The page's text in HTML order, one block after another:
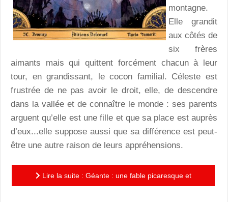
montagne.
Elle grandit
aux côtés de
six frères
aimants mais qui quittent forcément chacun à leur
tour, en grandissant, le cocon familial. Céleste est
frustrée de ne pas avoir le droit, elle, de descendre
dans la vallée et de connaître le monde : ses parents
arguent qu’elle est une fille et que sa place est auprès
d’eux...elle suppose aussi que sa différence est peut-
être une autre raison de leurs appréhensions.
Lire la suite : Géante : une fable picaresque et